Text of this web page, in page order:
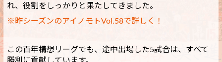
れ、役割をしっかりと果たしてきました。
※昨シーズンのアイノモトVol.58で詳しく！
この百年構想リーグでも、途中出場した5試合は、すべて
勝利に貢献しています。